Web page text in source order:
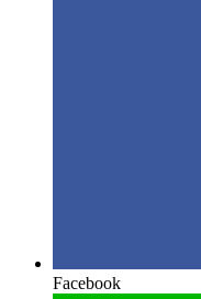
Facebook